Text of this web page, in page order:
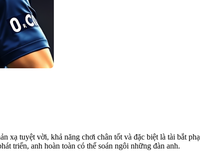
xạ tuyệt vời, khả năng chơi chân tốt và đặc biệt là tài bắt
triển, anh hoàn toàn có thể soán ngôi những đàn anh.